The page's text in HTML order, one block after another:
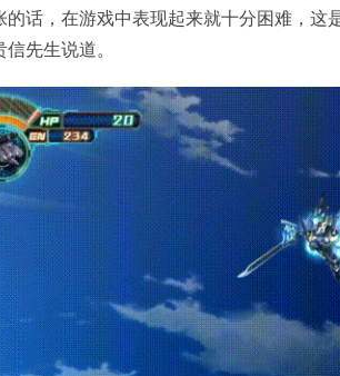
的话，在游戏中表现起来就十分困难，这
先生说道。